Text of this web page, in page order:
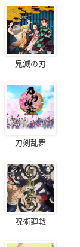
鬼滅の刃
刀剣乱舞
呪術廻戦